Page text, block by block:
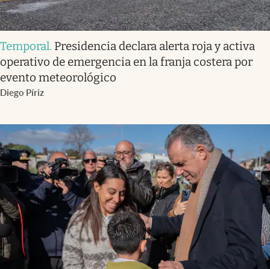
Temporal. Presidencia declara alerta roja y activa
operativo de emergencia en la franja costera por
evento meteorológico
Diego Píriz